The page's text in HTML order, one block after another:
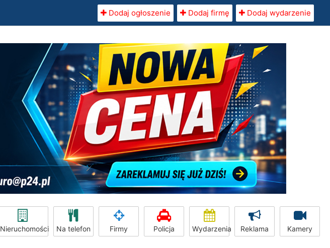
Dodaj ogłoszenie Dodaj firmę Dodaj wydarzenie
Nieruchomości Na telefon Firmy Policja Wydarzenia Reklama Kamery